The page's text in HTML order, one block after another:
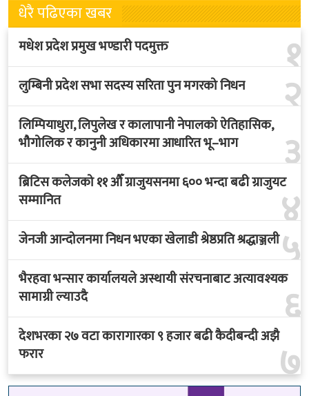
धेरै पढिएका खबर
१
मधेश प्रदेश प्रमुख भण्डारी पदमुक्त
२
लुम्बिनी प्रदेश सभा सदस्य सरिता पुन मगरको निधन
३
लिम्पियाधुरा, लिपुलेख र कालापानी नेपालको ऐतिहासिक,
भौगोलिक र कानुनी अधिकारमा आधारित भू–भाग
४
ब्रिटिस कलेजको ११ औँ ग्राजुयसनमा ६०० भन्दा बढी ग्राजुयट
सम्मानित
५
जेनजी आन्दोलनमा निधन भएका खेलाडी श्रेष्ठप्रति श्रद्धाञ्जली
६
भैरहवा भन्सार कार्यालयले अस्थायी संरचनाबाट अत्यावश्यक
सामाग्री ल्याउदै
७
देशभरका २७ वटा कारागारका ९ हजार बढी कैदीबन्दी अझै
फरार